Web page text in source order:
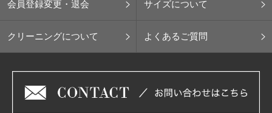
会員登録変更・退会 サイズについて
クリーニングについて よくあるご質問